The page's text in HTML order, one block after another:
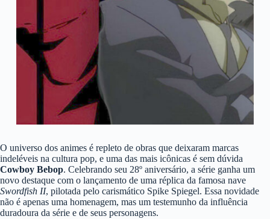
O universo dos animes é repleto de obras que deixaram marcas
indeléveis na cultura pop, e uma das mais icônicas é sem dúvida
Cowboy Bebop. Celebrando seu 28º aniversário, a série ganha um
novo destaque com o lançamento de uma réplica da famosa nave
Swordfish II, pilotada pelo carismático Spike Spiegel. Essa novidade
não é apenas uma homenagem, mas um testemunho da influência
duradoura da série e de seus personagens.